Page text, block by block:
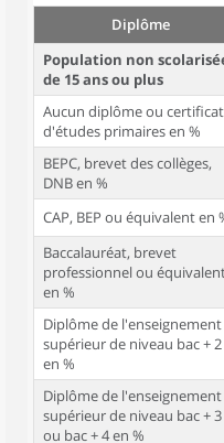
Diplôme
Population non
de 15 ans ou plus
Aucun diplôme ou certificat
d'études primaires en %
BEPC, brevet des collèges,
DNB en %
CAP, BEP ou équivalent en
Baccalauréat, brevet
professionnel ou
en %
Diplôme de l'enseignement
supérieur de niveau bac + 2
en %
Diplôme de l'enseignement
supérieur de niveau bac + 3
ou bac + 4 en %